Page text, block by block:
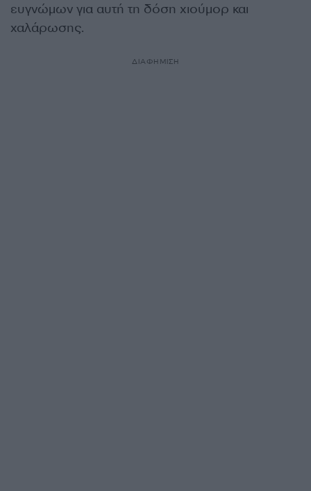
ευγνώμων για αυτή τη δόση χιούμορ και
χαλάρωσης.
ΔΙΑΦΗΜΙΣΗ